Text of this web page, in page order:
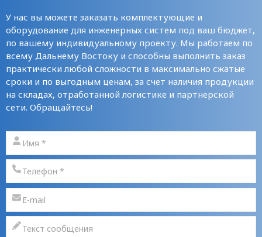
У нас вы можете заказать комплектующие и
оборудование для инженерных систем под ваш бюджет,
по вашему индивидуальному проекту. Мы работаем по
всему Дальнему Востоку и способны выполнить заказ
практически любой сложности в максимально сжатые
сроки и по выгодным ценам, за счет наличия продукции
на складах, отработанной логистике и партнерской
сети. Обращайтесь!